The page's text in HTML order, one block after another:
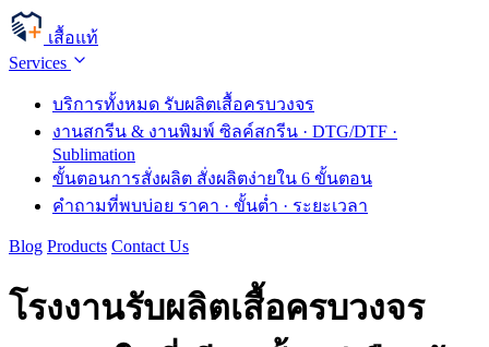
เสื้อแท้
Services
บริการทั้งหมด รับผลิตเสื้อครบวงจร
งานสกรีน & งานพิมพ์ ซิลค์สกรีน · DTG/DTF ·
Sublimation
ขั้นตอนการสั่งผลิต สั่งผลิตง่ายใน 6 ขั้นตอน
คำถามที่พบบ่อย ราคา · ขั้นต่ำ · ระยะเวลา
Blog Products Contact Us
โรงงานรับผลิตเสื้อครบวงจร